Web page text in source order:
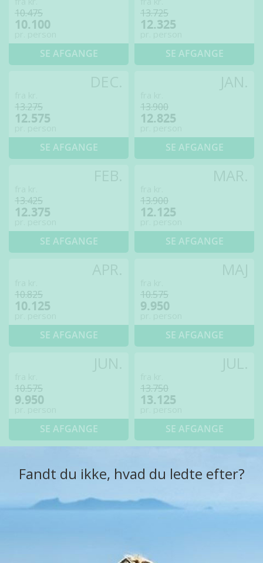
10.475
10.100
SE AFGANGE
13.725
12.325
SE AFGANGE
13.275
12.575
SE AFGANGE
13.900
12.825
SE AFGANGE
13.425
12.375
SE AFGANGE
13.900
12.125
SE AFGANGE
10.825
10.125
SE AFGANGE
10.575
9.950
SE AFGANGE
10.575
9.950
SE AFGANGE
13.750
13.125
SE AFGANGE
Fandt du ikke, hvad du ledte efter?